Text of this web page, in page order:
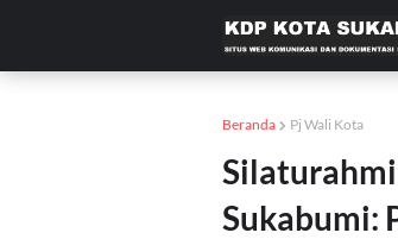
Beranda Pj Wali Kota
Sukabumi: